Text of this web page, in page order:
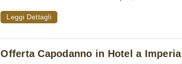
Leggi Dettagli
Offerta Capodanno in Hotel a Imperia